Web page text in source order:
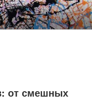
от смешных